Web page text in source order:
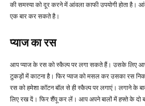
की समस्या को दूर करने में आंवला काफी उपयोगी होता है।
एक बार कर सकते है।
प्याज का रस
आप प्याज के रस को स्कैल्प पर लगा सकते हैं। उसके लिए
टुकड़ों में काटना है। फिर प्याज को मसल कर उसका रस
रस को हमेशा कॉटन बॉल से ही स्कैल्प पर लगाएं। लगाने के
लिए रख दें। फिर शैंपू कर लें। आप अपने बालों में हफ्ते के दो